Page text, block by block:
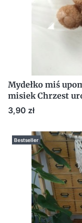
Mydełko miś
misiek Chrzest
Cena
3,90 zł
Bestseller